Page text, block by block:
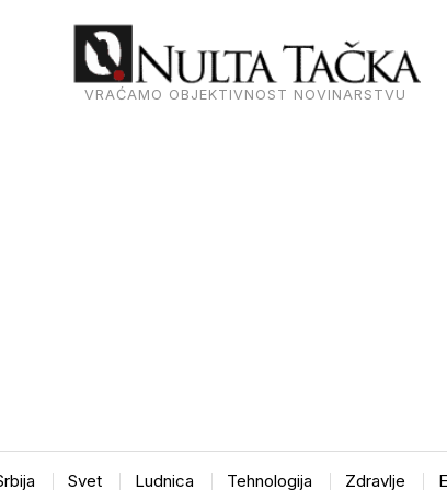
VRAĆAMO OBJEKTIVNOST NOVINARSTVU
Svet Ludnica Tehnologija Zdravlje